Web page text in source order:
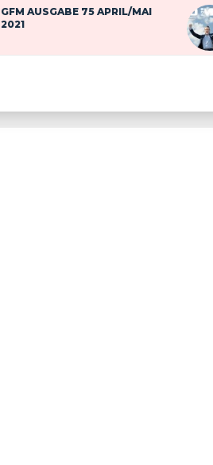
GFM AUSGABE 75 APRIL/MAI
2021